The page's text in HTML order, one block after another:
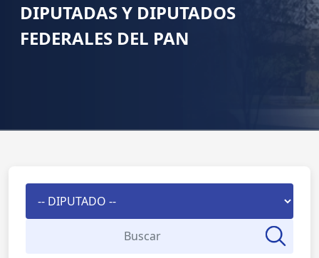
DIPUTADAS Y DIPUTADOS
FEDERALES DEL PAN